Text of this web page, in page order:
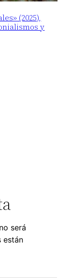
(2025),
y
será
están